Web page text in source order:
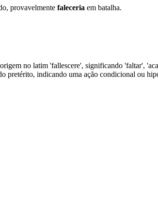
provavelmente faleceria em batalha.
no latim 'fallescere', significando 'faltar',
pretérito, indicando uma ação condicional ou